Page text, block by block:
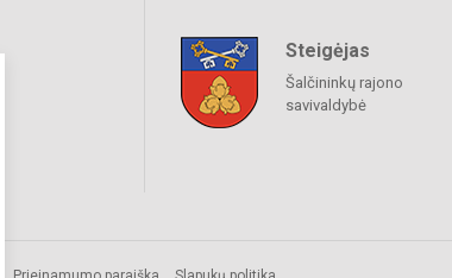
Steigėjas
Šalčininkų rajono
savivaldybė